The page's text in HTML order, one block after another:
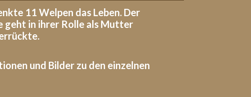
11 Welpen das Leben. Der
geht in ihrer Rolle als Mutter
und Bilder zu den einzelnen